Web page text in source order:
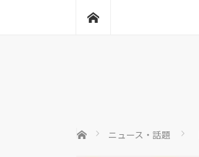
ホーム ニュース・話題